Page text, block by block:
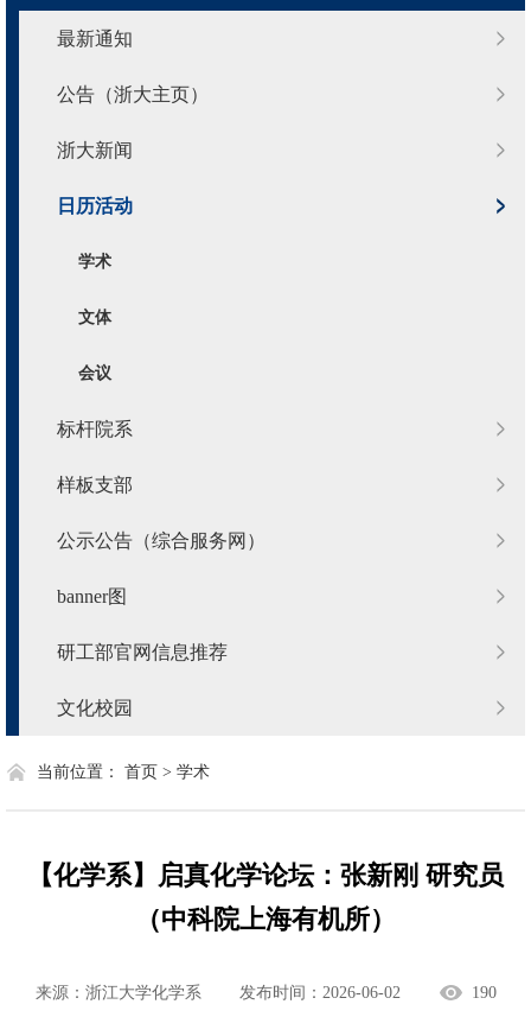
最新通知
公告（浙大主页）
浙大新闻
日历活动
学术
文体
会议
标杆院系
样板支部
公示公告（综合服务网）
banner图
研工部官网信息推荐
文化校园
当前位置： 首页 > 学术
【化学系】启真化学论坛：张新刚 研究员
（中科院上海有机所）
来源：浙江大学化学系 发布时间：2026-06-02 190